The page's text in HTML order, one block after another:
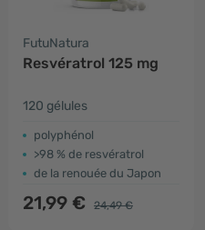
FutuNatura
Resvératrol 125 mg
120 gélules
polyphénol
>98 % de resvératrol
de la renouée du Japon
21,99 € 24,49 €